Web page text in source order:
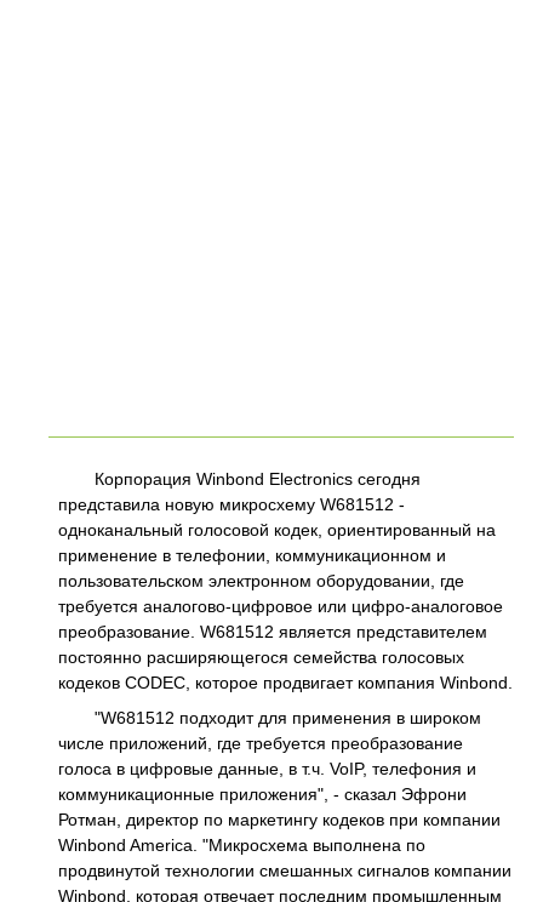
Корпорация Winbond Electronics сегодня
представила новую микросхему W681512 -
одноканальный голосовой кодек, ориентированный на
применение в телефонии, коммуникационном и
пользовательском электронном оборудовании, где
требуется аналогово-цифровое или цифро-аналоговое
преобразование. W681512 является представителем
постоянно расширяющегося семейства голосовых
кодеков CODEC, которое продвигает компания Winbond.
"W681512 подходит для применения в широком
числе приложений, где требуется преобразование
голоса в цифровые данные, в т.ч. VoIP, телефония и
коммуникационные приложения", - сказал Эфрони
Ротман, директор по маркетингу кодеков при компании
Winbond America. "Микросхема выполнена по
продвинутой технологии смешанных сигналов компании
Winbond, которая отвечает последним промышленным